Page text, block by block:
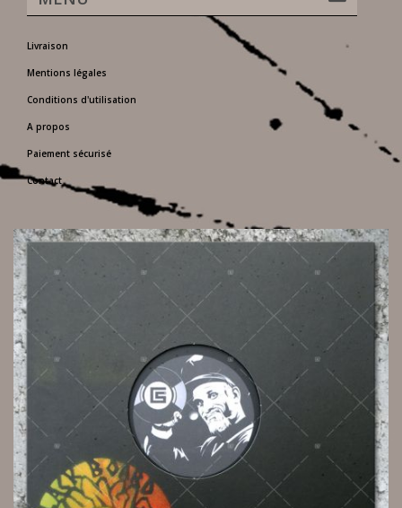
Livraison
Mentions légales
Conditions d'utilisation
A propos
Paiement sécurisé
Contact